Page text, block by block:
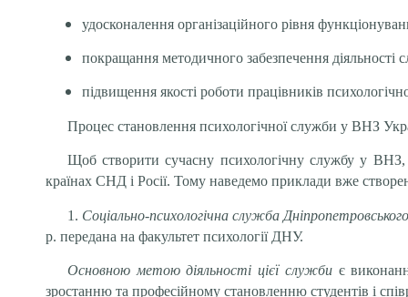
удосконалення організаційного рівня
покращання методичного забезпечення діяльності
підвищення якості роботи працівників
Процес становлення психологічної служби у ВНЗ
Щоб створити сучасну психологічну службу у ВНЗ,
країнах СНД і Росії. Тому наведемо приклади вже
1. Соціально-психологічна служба
р. передана на факультет психології ДНУ.
Основною метою діяльності цієї службиє
зростанню та професійному становленню студентів і